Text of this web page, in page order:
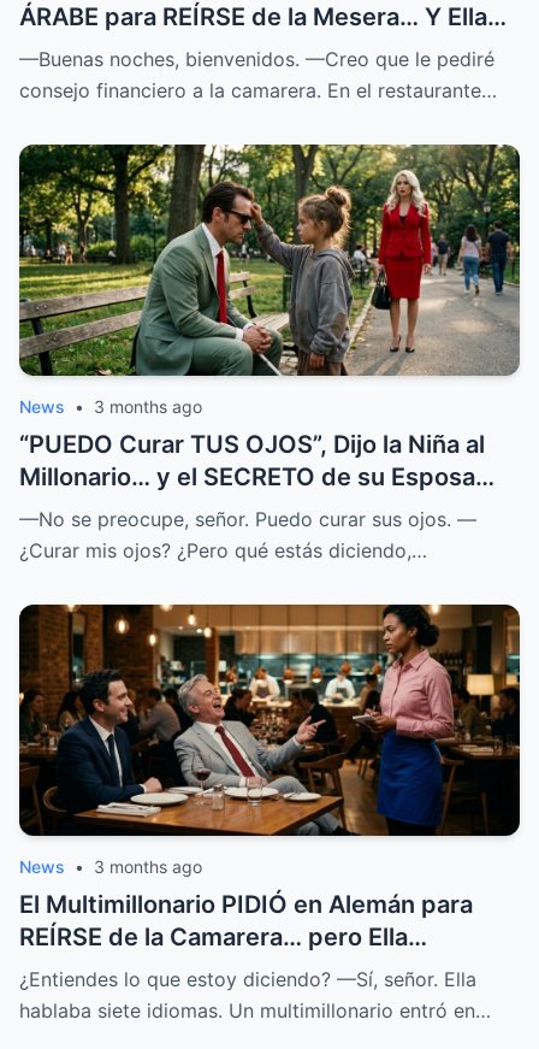
ÁRABE para REÍRSE de la Mesera… Y Ella
SOPRENDIÓ a Todos
—Buenas noches, bienvenidos. —Creo que le pediré
consejo financiero a la camarera. En el restaurante…
News • 3 months ago
“PUEDO Curar TUS OJOS”, Dijo la Niña al
Millonario… y el SECRETO de su Esposa
SALIÓ a la LUZ
—No se preocupe, señor. Puedo curar sus ojos. —
¿Curar mis ojos? ¿Pero qué estás diciendo,…
News • 3 months ago
El Multimillonario PIDIÓ en Alemán para
REÍRSE de la Camarera… pero Ella
HABLABA 7 Idiomas.
¿Entiendes lo que estoy diciendo? —Sí, señor. Ella
hablaba siete idiomas. Un multimillonario entró en…